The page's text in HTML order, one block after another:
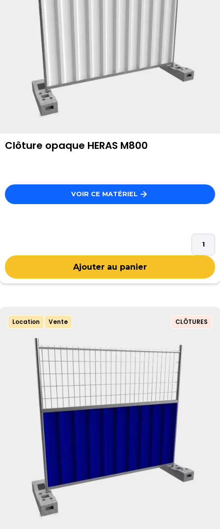
Clôture opaque HERAS M800
VOIR CE MATÉRIEL
Location Vente CLÔTURES